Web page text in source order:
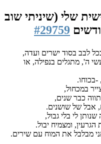
שוב
ועדה,
או
יבול.
עם שירים.